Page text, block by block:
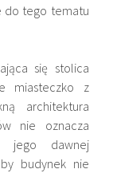
do tego tematu
się stolica
miasteczko z
architektura
nie oznacza
jego dawnej
budynek nie